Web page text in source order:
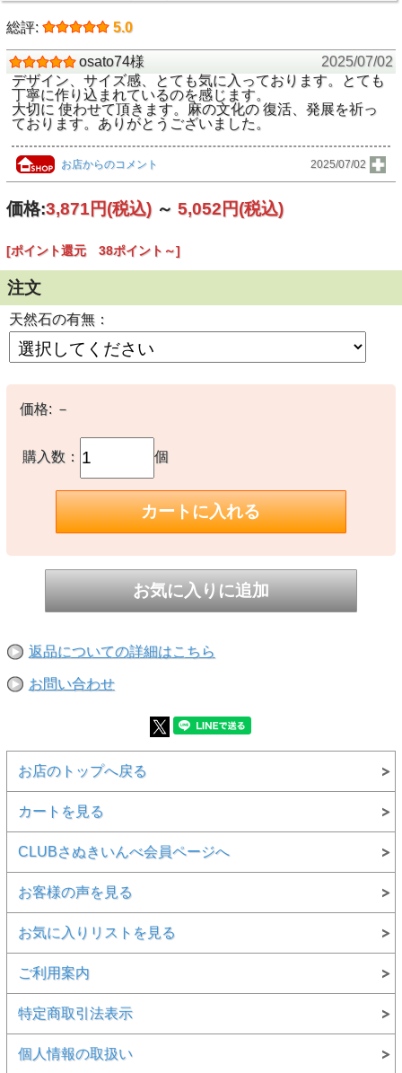
総評: 5.0
osato74様
2025/07/02
デザイン、サイズ感、とても気に入っております。とても
丁寧に作り込まれているのを感じます。
大切に 使わせて頂きます。麻の文化の 復活、発展を祈っ
ております。ありがとうございました。
お店からのコメント 2025/07/02
価格:3,871円(税込) ～ 5,052円(税込)
[ポイント還元 38ポイント～]
注文
天然石の有無：
価格:－
購入数： 個
返品についての詳細はこちら
お問い合わせ
お店のトップへ戻る
カートを見る
CLUBさぬきいんべ会員ページへ
お客様の声を見る
お気に入りリストを見る
ご利用案内
特定商取引法表示
個人情報の取扱い